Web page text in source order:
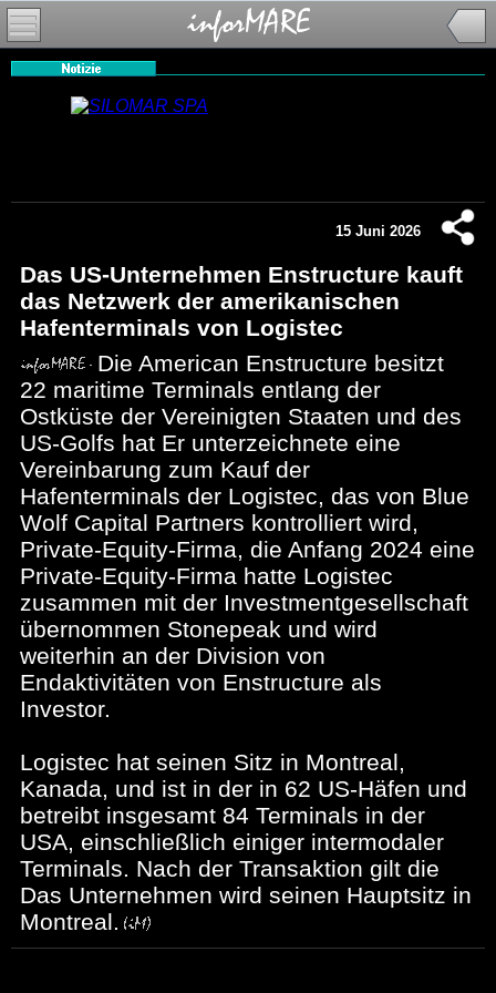
15 Juni 2026
Das US-Unternehmen Enstructure kauft
das Netzwerk der amerikanischen
Hafenterminals von Logistec
Die American Enstructure besitzt
22 maritime Terminals entlang der
Ostküste der Vereinigten Staaten und des
US-Golfs hat Er unterzeichnete eine
Vereinbarung zum Kauf der
Hafenterminals der Logistec, das von Blue
Wolf Capital Partners kontrolliert wird,
Private-Equity-Firma, die Anfang 2024 eine
Private-Equity-Firma hatte Logistec
zusammen mit der Investmentgesellschaft
übernommen Stonepeak und wird
weiterhin an der Division von
Endaktivitäten von Enstructure als
Investor.
Logistec hat seinen Sitz in Montreal,
Kanada, und ist in der in 62 US-Häfen und
betreibt insgesamt 84 Terminals in der
USA, einschließlich einiger intermodaler
Terminals. Nach der Transaktion gilt die
Das Unternehmen wird seinen Hauptsitz in
Montreal.